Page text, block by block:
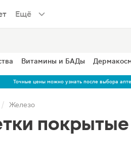
Ещё
Витамины и БАДы
Точные цены можно узнать после выбора
Железо